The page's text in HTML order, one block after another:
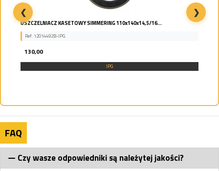
USZCZELNIACZ KASETOWY SIMMERING 110x140x14,5/16...
Ref: 12014492B-IPG
130,00
IPG
❮ ❯
FAQ
Czy wasze odpowiedniki są należytej jakości?